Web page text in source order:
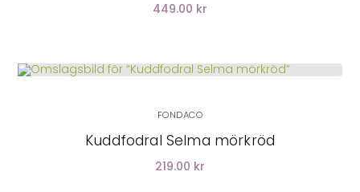
449.00 kr
LÄGG I VARUKORG
FONDACO
Kuddfodral Selma mörkröd
219.00 kr